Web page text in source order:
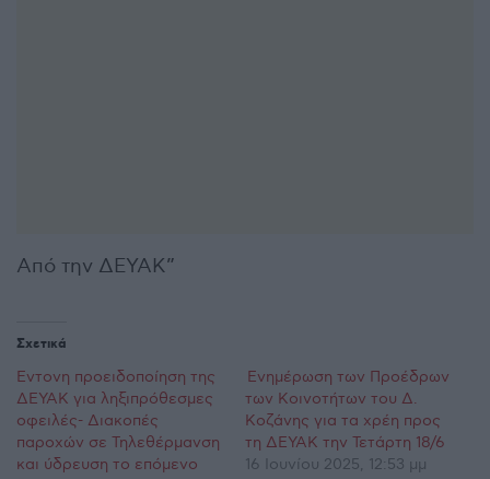
Από την ΔΕΥΑΚ”
Σχετικά
Έντονη προειδοποίηση της
ΔΕΥΑΚ για ληξιπρόθεσμες
οφειλές- Διακοπές
παροχών σε Τηλεθέρμανση
και ύδρευση το επόμενο
Ενημέρωση των Προέδρων
των Κοινοτήτων του Δ.
Κοζάνης για τα χρέη προς
τη ΔΕΥΑΚ την Τετάρτη 18/6
16 Ιουνίου 2025, 12:53 μμ